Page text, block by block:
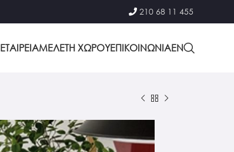
210 68 11 455
ΕΤΑΙΡΕΙΑΜΕΛΕΤΗ ΧΩΡΟΥΕΠΙΚΟΙΝΩΝΙΑEΝ